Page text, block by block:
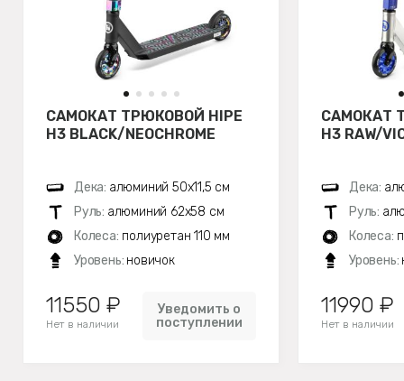
САМОКАТ ТРЮКОВОЙ HIPE
H3 BLACK/NEOCHROME
Дека: алюминий 50х11,5 см
Руль: алюминий 62х58 см
Колеса: полиуретан 110 мм
Уровень: новичок
11550 ₽
Нет в наличии
Уведомить о
поступлении
САМОКАТ
H3 RAW/
Дека:
Руль:
Колеса:
Уровень:
11990 ₽
Нет в наличии